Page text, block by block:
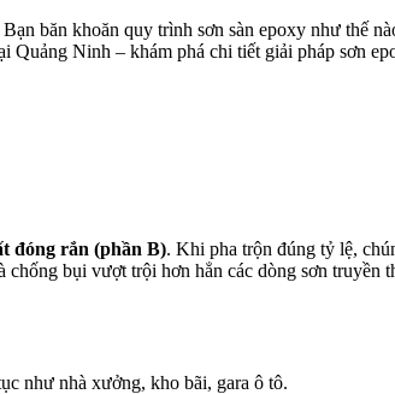
băn khoăn quy trình sơn sàn epoxy như thế
Ninh – khám phá chi tiết giải pháp sơn
đóng rắn (phần B). Khi pha trộn đúng tỷ lệ,
bụi vượt trội hơn hẳn các dòng sơn truyền
như nhà xưởng, kho bãi, gara ô tô.